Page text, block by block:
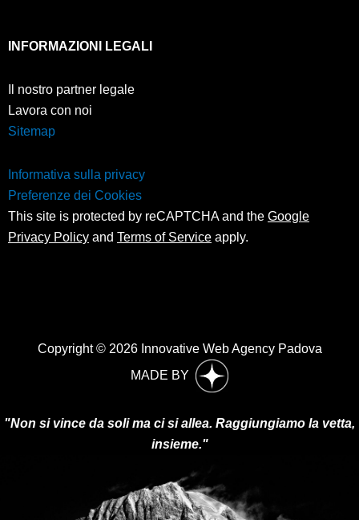
INFORMAZIONI LEGALI
Il nostro partner legale
Lavora con noi
Sitemap
Informativa sulla privacy
Preferenze dei Cookies
This site is protected by reCAPTCHA and the Google
Privacy Policy and Terms of Service apply.
Copyright © 2026 Innovative Web Agency Padova
MADE BY
"Non si vince da soli ma ci si allea. Raggiungiamo la vetta,
insieme."